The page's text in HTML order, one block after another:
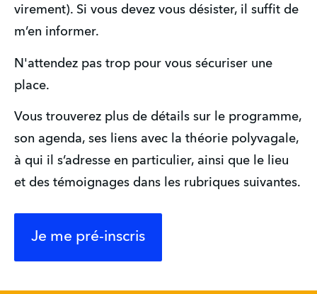
virement). Si vous devez vous désister, il suffit de
m’en informer.
N'attendez pas trop pour vous sécuriser une
place.
Vous trouverez plus de détails sur le programme,
son agenda, ses liens avec la théorie polyvagale,
à qui il s’adresse en particulier, ainsi que le lieu
et des témoignages dans les rubriques suivantes.
Je me pré-inscris